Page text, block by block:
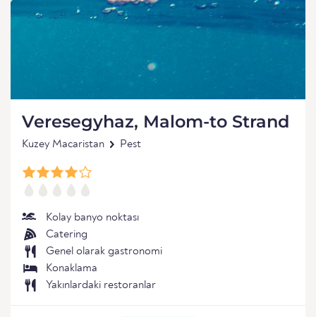
Veresegyhaz, Malom-to Strand
Kuzey Macaristan Pest
Kolay banyo noktası
Catering
Genel olarak gastronomi
Konaklama
Yakınlardaki restoranlar